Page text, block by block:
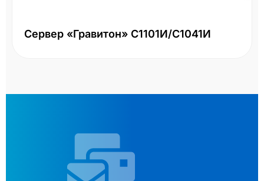
Сервер «Гравитон» С1101И/С1041И